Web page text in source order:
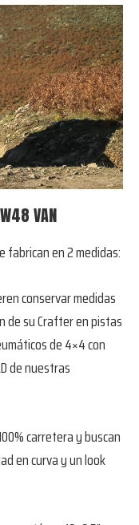
VAN
fabrican en 2 medidas:
conservar medidas
su Crafter en pistas
de 4×4 con
de nuestras
carretera y buscan
en curva y un look